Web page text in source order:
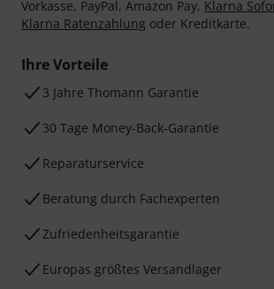
Vorkasse, PayPal, Amazon Pay, Klarna
Klarna Ratenzahlung oder Kreditkarte.
Ihre Vorteile
3 Jahre Thomann Garantie
30 Tage Money-Back-Garantie
Reparaturservice
Beratung durch Fachexperten
Zufriedenheitsgarantie
Europas größtes Versandlager